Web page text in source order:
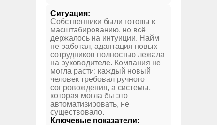
Ситуация:
Собственники были готовы к
масштабированию, но всё
держалось на интуиции. Найм
не работал, адаптация новых
сотрудников полностью лежала
на руководителе. Компания не
могла расти: каждый новый
человек требовал ручного
сопровождения, а системы,
которая могла бы это
автоматизировать, не
существовало.
Ключевые показатели: